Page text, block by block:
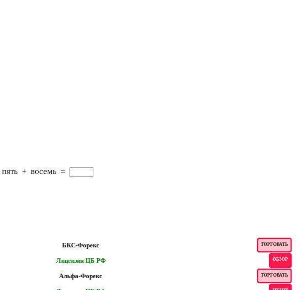
пять + восемь =
БКС-Форекс ТОРГОВАТЬ
Лицензия ЦБ РФ ОБЗОР
Альфа-Форекс ТОРГОВАТЬ